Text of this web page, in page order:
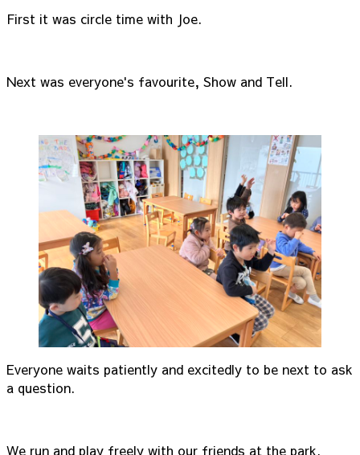
First it was circle time with Joe.
Next was everyone's favourite, Show and Tell.
Everyone waits patiently and excitedly to be next to ask
a question.
We run and play freely with our friends at the park.